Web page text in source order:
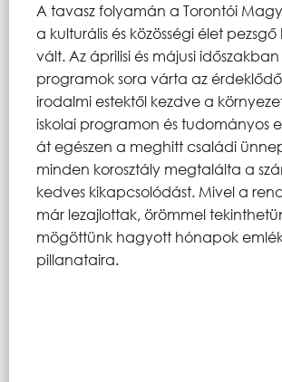
A tavasz folyamán a Torontói
a kulturális és közösségi élet
vált. Az áprilisi és májusi időszakban
programok sora várta az
irodalmi estektől kezdve a
iskolai programon és tudományos
át egészen a meghitt családi
minden korosztály megtalálta a
kedves kikapcsolódást. Mivel a
már lezajlottak, örömmel
mögöttünk hagyott hónapok
pillanataira.